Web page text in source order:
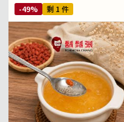
-49% 剩 1 件